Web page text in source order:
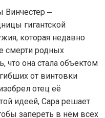
‒
гигантской
которая недавно
смерти родных
что она стала объектом
от винтовки
отец её
идеей, Сара решает
запереть в нём всех